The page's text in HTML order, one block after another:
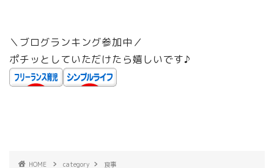
＼ブログランキング参加中／
ポチッとしていただけたら嬉しいです♪
HOME category
食事